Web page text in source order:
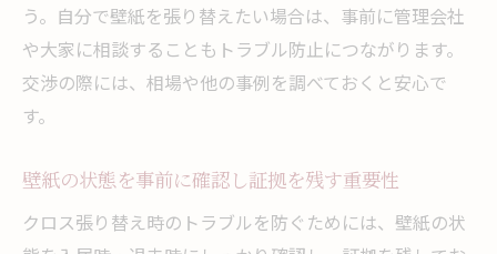
う。自分で壁紙を張り替えたい場合は、事前に管理会社
や大家に相談することもトラブル防止につながります。
交渉の際には、相場や他の事例を調べておくと安心で
す。
壁紙の状態を事前に確認し証拠を残す重要性
クロス張り替え時のトラブルを防ぐためには、壁紙の状